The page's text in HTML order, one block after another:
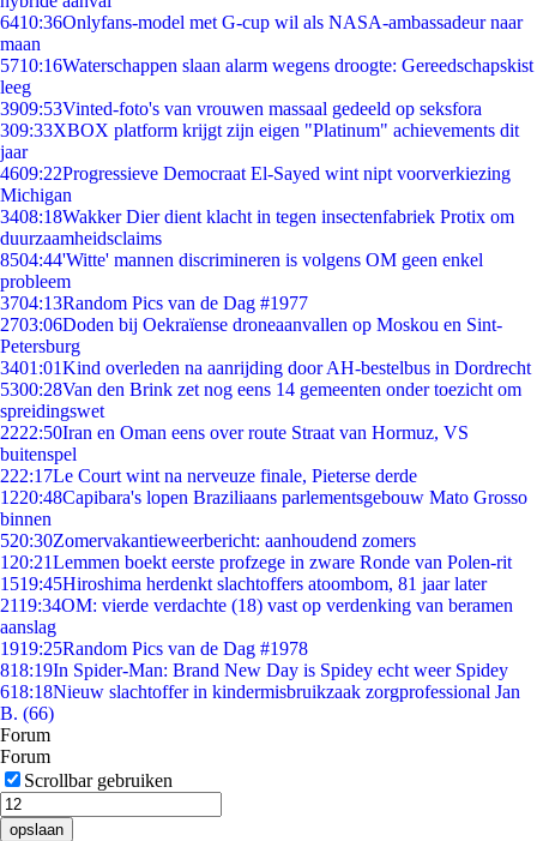
6410:36Onlyfans-model met G-cup wil als NASA-ambassadeur naar
maan
5710:16Waterschappen slaan alarm wegens droogte: Gereedschapskist
leeg
3909:53Vinted-foto's van vrouwen massaal gedeeld op seksfora
309:33XBOX platform krijgt zijn eigen "Platinum" achievements dit
jaar
4609:22Progressieve Democraat El-Sayed wint nipt voorverkiezing
Michigan
3408:18Wakker Dier dient klacht in tegen insectenfabriek Protix om
duurzaamheidsclaims
8504:44'Witte' mannen discrimineren is volgens OM geen enkel
probleem
3704:13Random Pics van de Dag #1977
2703:06Doden bij Oekraïense droneaanvallen op Moskou en Sint-
Petersburg
3401:01Kind overleden na aanrijding door AH-bestelbus in Dordrecht
5300:28Van den Brink zet nog eens 14 gemeenten onder toezicht om
spreidingswet
2222:50Iran en Oman eens over route Straat van Hormuz, VS
buitenspel
222:17Le Court wint na nerveuze finale, Pieterse derde
1220:48Capibara's lopen Braziliaans parlementsgebouw Mato Grosso
binnen
520:30Zomervakantieweerbericht: aanhoudend zomers
1 20:21Lemmen boekt eerste profzege in zware Ronde van Polen-rit
1519:45Hiroshima herdenkt slachtoffers atoombom, 81 jaar later
2119:34OM: vierde verdachte (18) vast op verdenking van beramen
aanslag
1919:25Random Pics van de Dag #1978
818:19In Spider-Man: Brand New Day is Spidey echt weer Spidey
618:18Nieuw slachtoffer in kindermisbruikzaak zorgprofessional Jan
B. (66)
Forum
Forum
Scrollbar gebruiken
opslaan